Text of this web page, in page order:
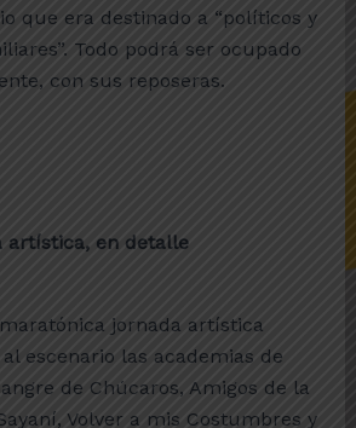
que era destinado a “políticos y
Todo podrá ser ocupado
con sus reposeras.
artística, en detalle
jornada artística
escenario las academias de
de Chúcaros, Amigos de la
Volver a mis Costumbres y